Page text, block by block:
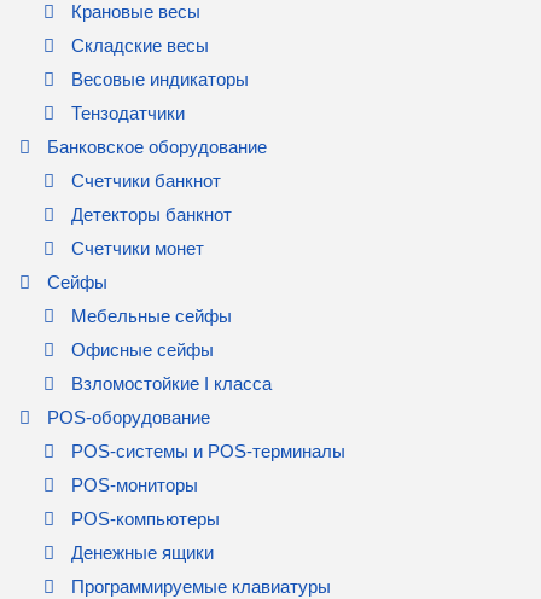
Крановые весы
Складские весы
Весовые индикаторы
Тензодатчики
Банковское оборудование
Счетчики банкнот
Детекторы банкнот
Счетчики монет
Сейфы
Мебельные сейфы
Офисные сейфы
Взломостойкие I класса
POS-оборудование
POS-системы и POS-терминалы
POS-мониторы
POS-компьютеры
Денежные ящики
Программируемые клавиатуры